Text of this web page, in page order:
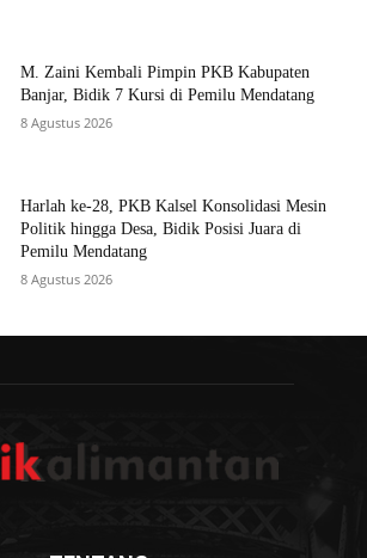
M. Zaini Kembali Pimpin PKB Kabupaten
Banjar, Bidik 7 Kursi di Pemilu Mendatang
8 Agustus 2026
Harlah ke-28, PKB Kalsel Konsolidasi Mesin
Politik hingga Desa, Bidik Posisi Juara di
Pemilu Mendatang
8 Agustus 2026